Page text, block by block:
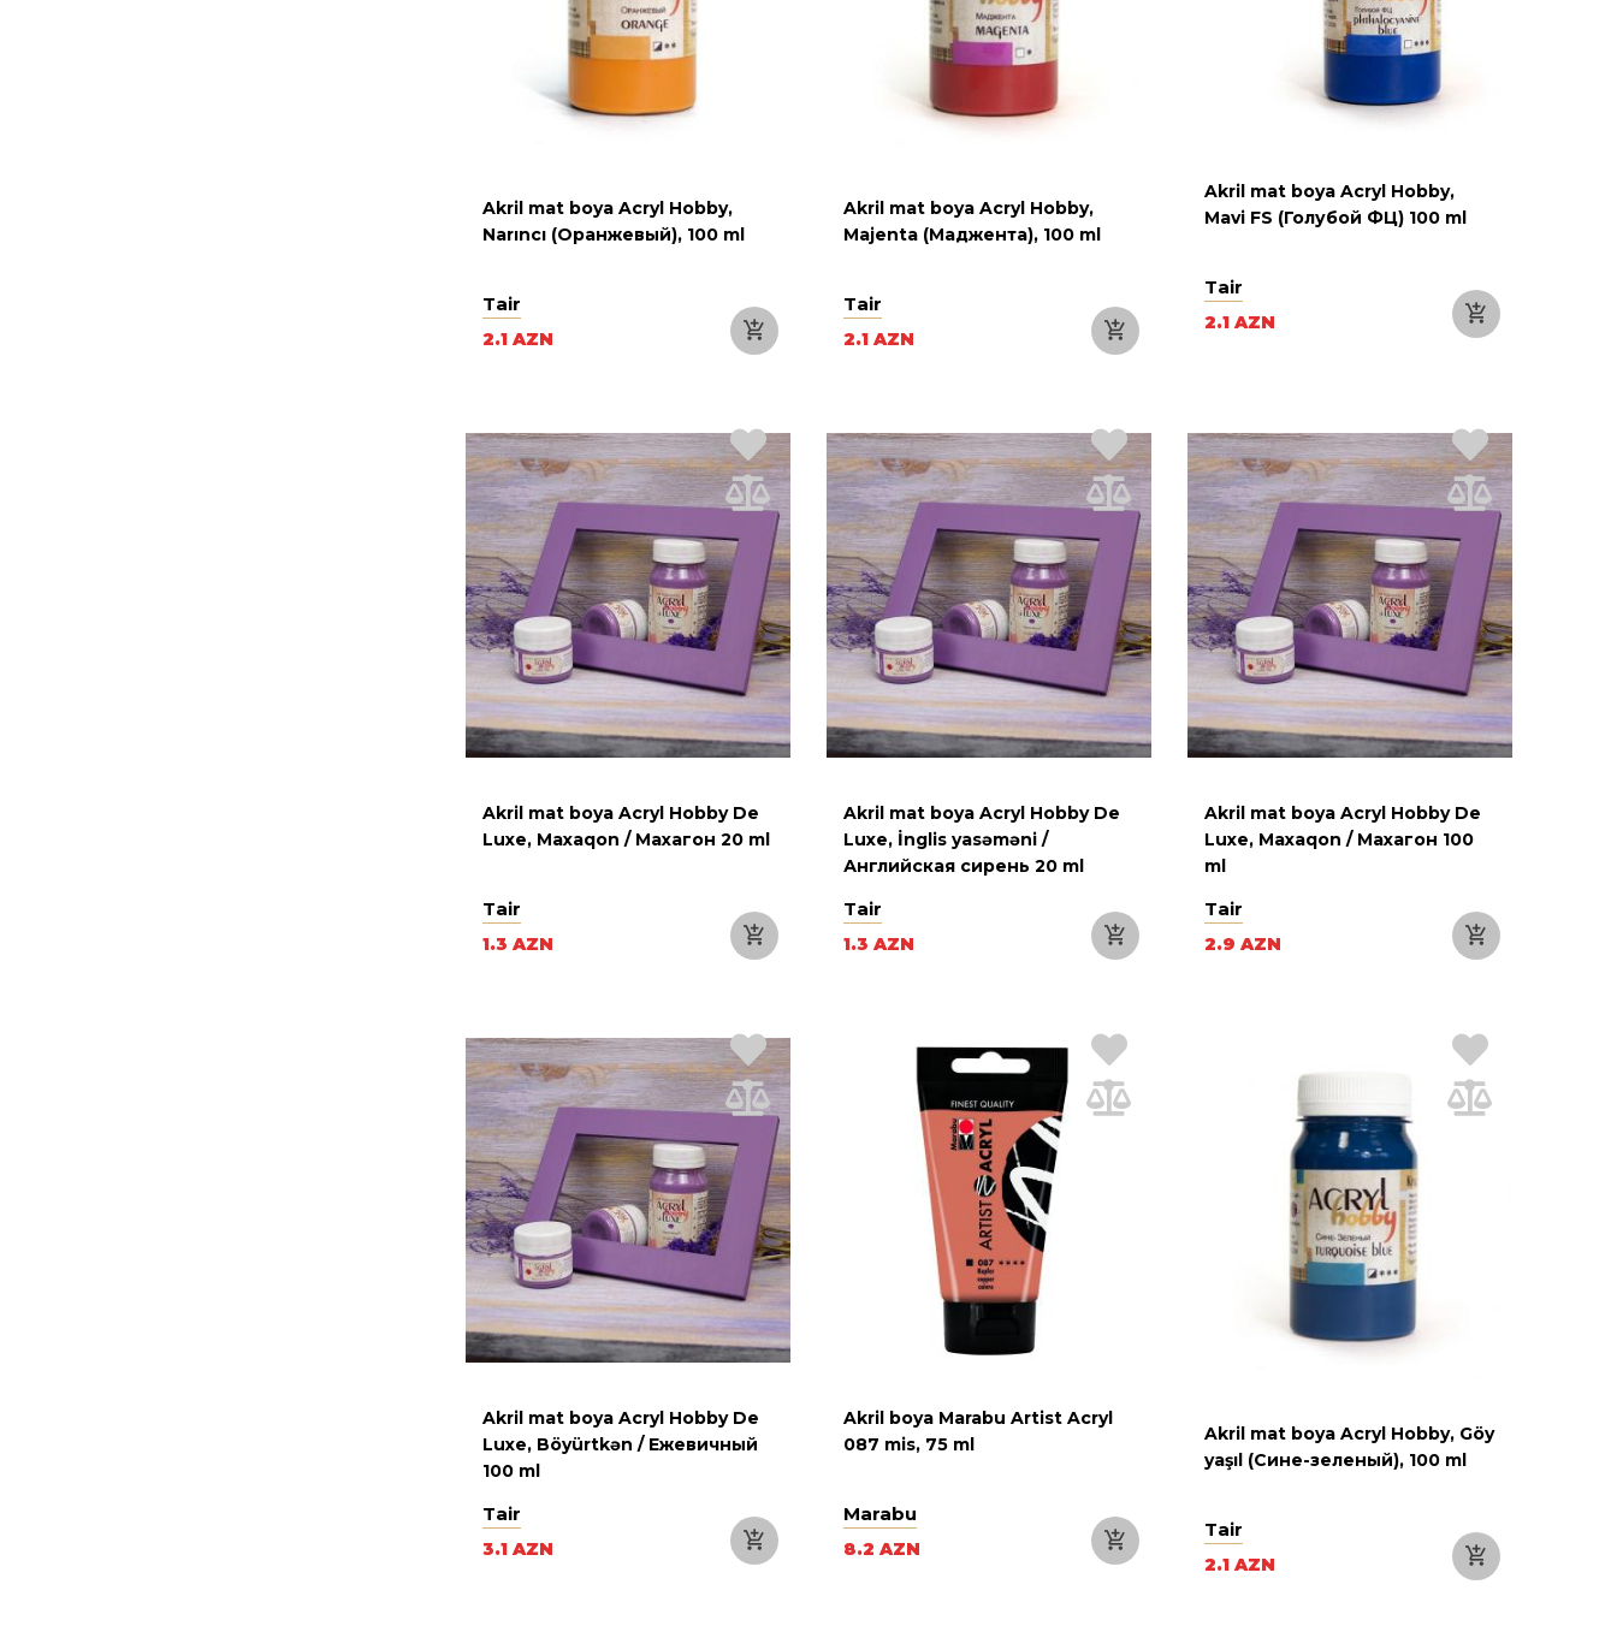
Akril mat boya Acryl Hobby,
Narıncı (Оранжевый), 100 ml
Tair
2.1 AZN
Akril mat boya Acryl Hobby,
Majenta (Маджента), 100 ml
Tair
2.1 AZN
Akril mat boya Acryl Hobby,
Mavi FS (Голубой ФЦ) 100 ml
Tair
2.1 AZN
Akril mat boya Acryl Hobby De
Luxe, Maxaqon / Махагон 20 ml
Tair
1.3 AZN
Akril mat boya Acryl Hobby De
Luxe, İnglis yasəməni /
Английская сирень 20 ml
Tair
1.3 AZN
Akril mat boya Acryl Hobby De
Luxe, Maxaqon / Махагон 100
ml
Tair
2.9 AZN
Akril mat boya Acryl Hobby De
Luxe, Böyürtkən / Ежевичный
100 ml
Tair
3.1 AZN
Akril boya Marabu Artist Acryl
087 mis, 75 ml
Marabu
8.2 AZN
Akril mat boya Acryl Hobby, Göy
yaşıl (Сине-зеленый), 100 ml
Tair
2.1 AZN